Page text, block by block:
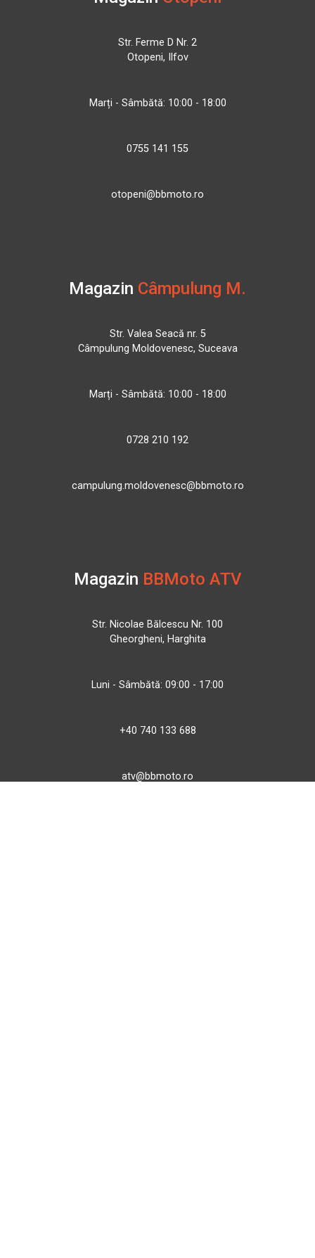
Str. Ferme D Nr. 2
Otopeni, Ilfov
Marți - Sâmbătă: 10:00 - 18:00
0755 141 155
otopeni@bbmoto.ro
Magazin Câmpulung M.
Str. Valea Seacă nr. 5
Câmpulung Moldovenesc, Suceava
Marți - Sâmbătă: 10:00 - 18:00
0728 210 192
campulung.moldovenesc@bbmoto.ro
Magazin BBMoto ATV
Str. Nicolae Bălcescu Nr. 100
Gheorgheni, Harghita
Luni - Sâmbătă: 09:00 - 17:00
+40 740 133 688
atv@bbmoto.ro